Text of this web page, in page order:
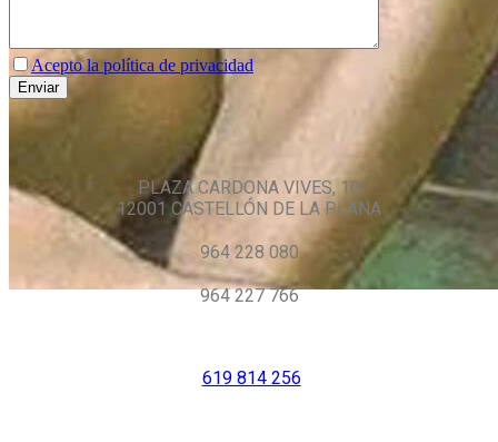
Acepto la política de privacidad
PLAZA CARDONA VIVES, 10
12001 CASTELLÓN DE LA PLANA
964 228 080
964 227 766
619 814 256